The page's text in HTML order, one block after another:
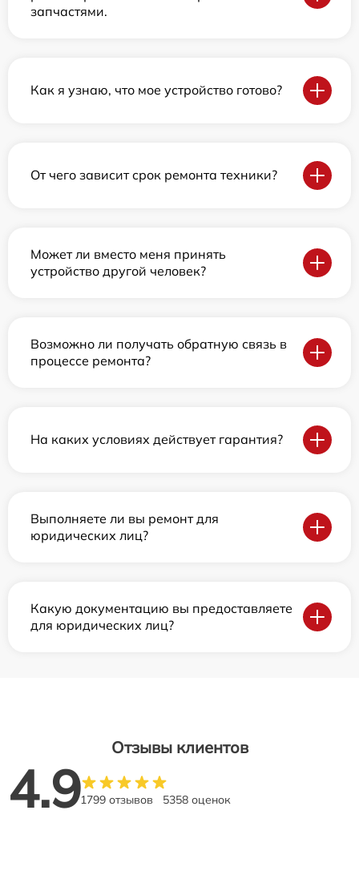
запчастями.
Как я узнаю, что мое устройство готово?
От чего зависит срок ремонта техники?
Может ли вместо меня принять
устройство другой человек?
Возможно ли получать обратную связь в
процессе ремонта?
На каких условиях действует гарантия?
Выполняете ли вы ремонт для
юридических лиц?
Какую документацию вы предоставляете
для юридических лиц?
Отзывы клиентов
4.91799 отзывов 5358 оценок